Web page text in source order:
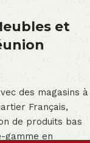
et
des magasins à
Français,
de produits bas
gamme en